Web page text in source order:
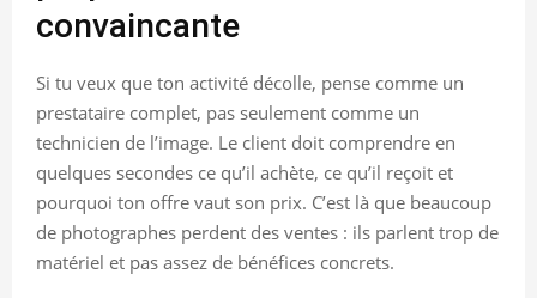
convaincante
Si tu veux que ton activité décolle, pense comme un
prestataire complet, pas seulement comme un
technicien de l’image. Le client doit comprendre en
quelques secondes ce qu’il achète, ce qu’il reçoit et
pourquoi ton offre vaut son prix. C’est là que beaucoup
de photographes perdent des ventes : ils parlent trop de
matériel et pas assez de bénéfices concrets.